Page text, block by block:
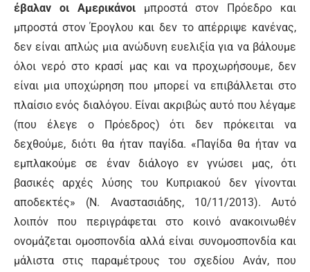
έβαλαν οι Αμερικάνοιμπροστά στον Πρόεδρο και
μπροστά στον Έρογλου και δεν το απέρριψε κανένας,
δεν είναι απλώς μια ανώδυνη ευελιξία για να βάλουμε
όλοι νερό στο κρασί μας και να προχωρήσουμε, δεν
είναι μια υποχώρηση που μπορεί να επιβάλλεται στο
πλαίσιο ενός διαλόγου. Είναι ακριβώς αυτό που λέγαμε
(που έλεγε ο Πρόεδρος) ότι δεν πρόκειται να
δεχθούμε, διότι θα ήταν παγίδα. «Παγίδα θα ήταν να
εμπλακούμε σε έναν διάλογο εν γνώσει μας, ότι
βασικές αρχές λύσης του Κυπριακού δεν γίνονται
αποδεκτές» (Ν. Αναστασιάδης, 10/11/2013). Αυτό
λοιπόν που περιγράφεται στο κοινό ανακοινωθέν
ονομάζεται ομοσπονδία αλλά είναι συνομοσπονδία και
μάλιστα στις παραμέτρους του σχεδίου Ανάν, που